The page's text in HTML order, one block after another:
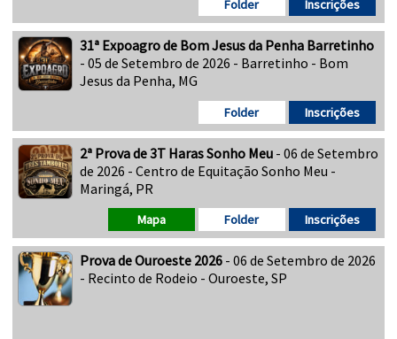
Inscrições
Folder
31ª Expoagro de Bom Jesus da Penha Barretinho
- 05 de Setembro de 2026 - Barretinho - Bom
Jesus da Penha, MG
Inscrições
Folder
2ª Prova de 3T Haras Sonho Meu - 06 de Setembro
de 2026 - Centro de Equitação Sonho Meu -
Maringá, PR
Inscrições
Folder
Mapa
Prova de Ouroeste 2026 - 06 de Setembro de 2026
- Recinto de Rodeio - Ouroeste, SP